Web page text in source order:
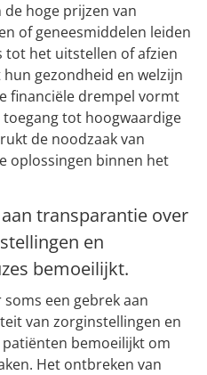
hoge prijzen van
of geneesmiddelen leiden
tot het uitstellen of afzien
gezondheid en welzijn
financiële drempel vormt
tot hoogwaardige
de noodzaak van
oplossingen binnen het
transparantie over
en
bemoeilijkt.
een gebrek aan
van zorginstellingen en
bemoeilijkt om
Het ontbreken van